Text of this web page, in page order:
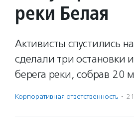
реки Белая
Активисты спустились
сделали три остановки
берега реки, собрав 20
Корпоративная ответственность ·